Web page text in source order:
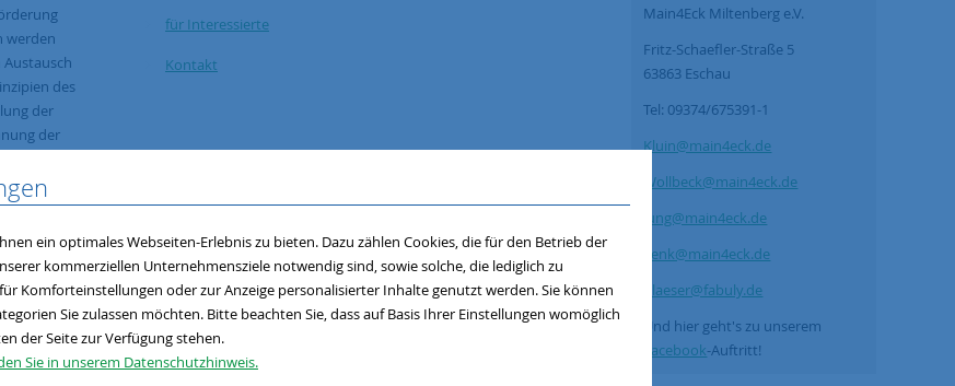
ein optimales Webseiten-Erlebnis zu bieten. Dazu zählen Cookies, die für den Betrieb der
kommerziellen Unternehmensziele notwendig sind, sowie solche, die lediglich zu
Komforteinstellungen oder zur Anzeige personalisierter Inhalte genutzt werden. Sie können
Sie zulassen möchten. Bitte beachten Sie, dass auf Basis Ihrer Einstellungen womöglich
der Seite zur Verfügung stehen.
Sie in unserem Datenschutzhinweis.
werden
des
der
der
bei der
zu
ihre
für Interessierte
Kontakt
Main4Eck Miltenberg e.V.
Fritz-Schaefler-Straße 5
63863 Eschau
Tel: 09374/675391-1
Kluin@main4eck.de
Wollbeck@main4eck.de
Jung@main4eck.de
Lenk@main4eck.de
Blaeser@fabuly.de
Und hier geht's zu unserem
Facebook-Auftritt!